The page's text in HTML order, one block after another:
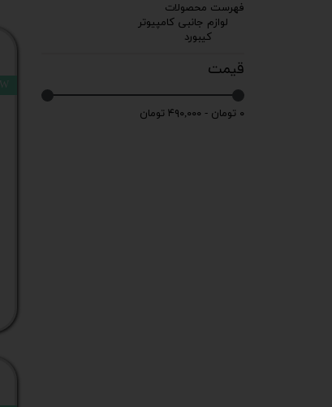
فهرست محصولات
لوازم جانبی کامپیوتر
کیبورد
قیمت
۰ تومان - ۴۹۰,۰۰۰ تومان